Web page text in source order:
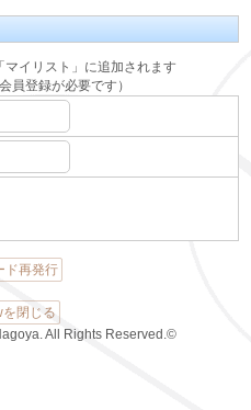
イリスト」に追加されます
員登録が必要です）
ド再発行
閉じる
All Rights Reserved.©